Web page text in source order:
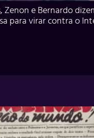
Zenon e Bernardo
para virar contra o